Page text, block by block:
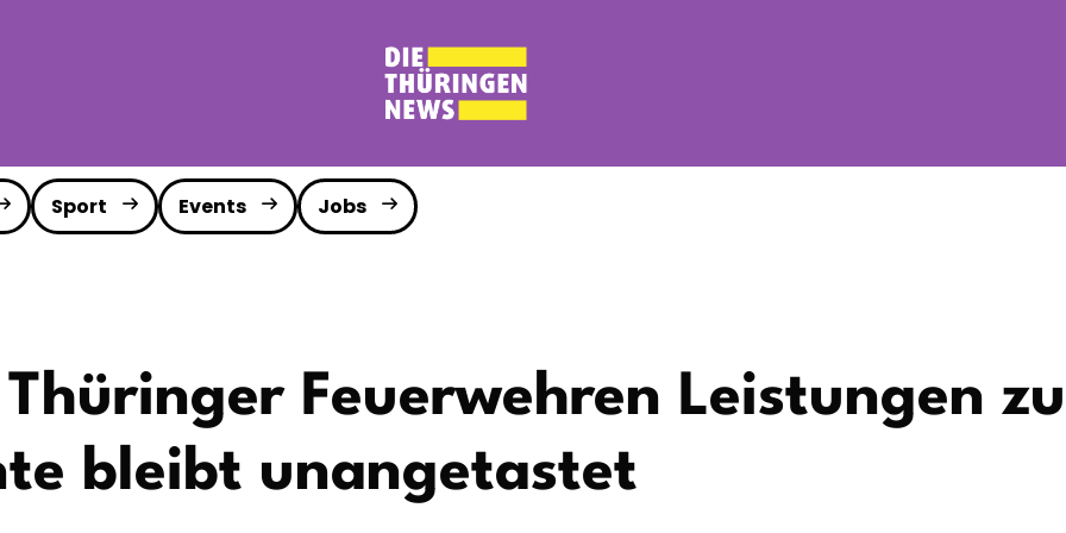
Sport Events Jobs
Feuerwehren Leistungen
bleibt unangetastet